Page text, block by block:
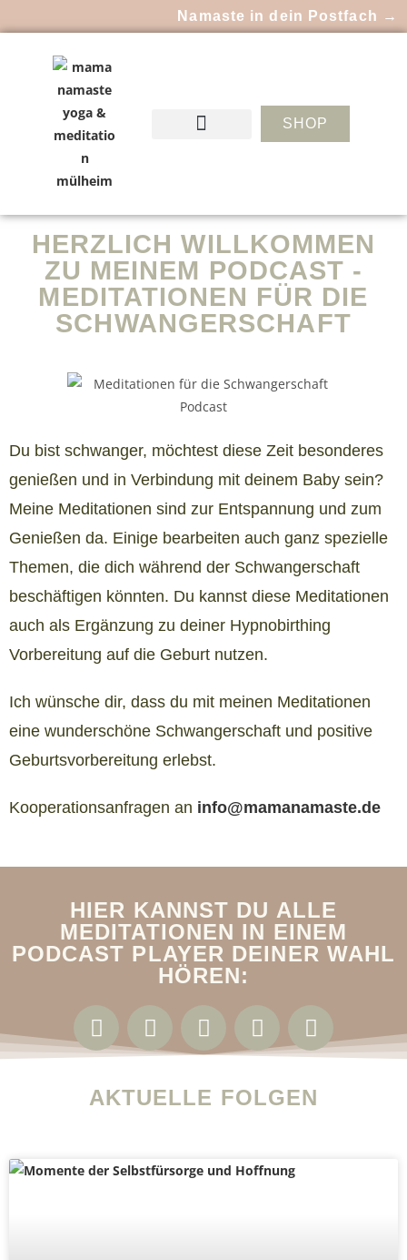
Namaste in dein Postfach →
SHOP
HERZLICH WILLKOMMEN
ZU MEINEM PODCAST -
MEDITATIONEN FÜR DIE
SCHWANGERSCHAFT
Du bist schwanger, möchtest diese Zeit besonderes
genießen und in Verbindung mit deinem Baby sein?
Meine Meditationen sind zur Entspannung und zum
Genießen da. Einige bearbeiten auch ganz spezielle
Themen, die dich während der Schwangerschaft
beschäftigen könnten. Du kannst diese Meditationen
auch als Ergänzung zu deiner Hypnobirthing
Vorbereitung auf die Geburt nutzen.
Ich wünsche dir, dass du mit meinen Meditationen
eine wunderschöne Schwangerschaft und positive
Geburtsvorbereitung erlebst.
Kooperationsanfragen an info@mamanamaste.de
HIER KANNST DU ALLE
MEDITATIONEN IN EINEM
PODCAST PLAYER DEINER WAHL
HÖREN:
AKTUELLE FOLGEN